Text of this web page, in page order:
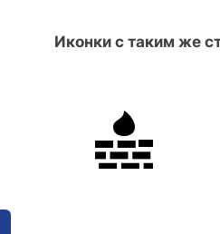
Иконки с таким же